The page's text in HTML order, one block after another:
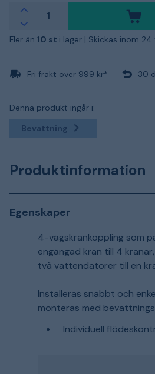
Fler än 10 st i lager | Skickas inom 24
Fri frakt över 999 kr* 30
Denna produkt ingår i:
Bevattning
Produktinformation
Egenskaper
4-vägskrankoppling som
engängad kran till 4
två vattendatorer till en
Installeras snabbt och
monteras med
Individuell